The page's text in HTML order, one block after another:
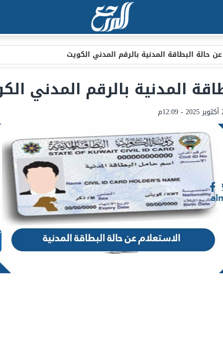
حالة البطاقة المدنية بالرقم المدني الكويت
المدنية بالرقم المدني